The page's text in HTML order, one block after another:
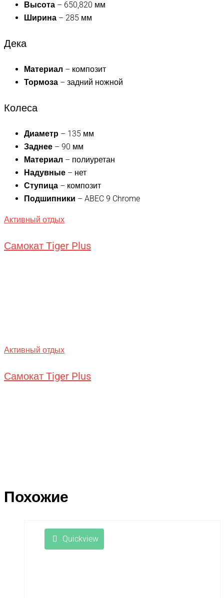
Высота – 650,820 мм
Ширина – 285 мм
Дека
Материал – композит
Тормоза – задний ножной
Колеса
Диаметр – 135 мм
Заднее – 90 мм
Материал – полиуретан
Надувные – нет
Ступица – композит
Подшипники – ABEC 9 Chrome
Активный отдых
Самокат Tiger Plus
Активный отдых
Самокат Tiger Plus
Похожие
Quickview